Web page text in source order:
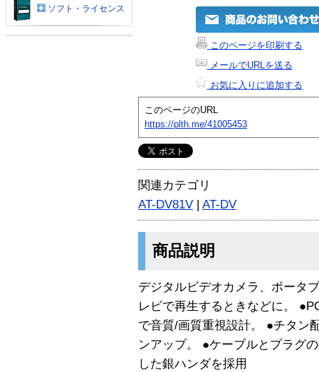
このページを印刷する
メールでURLを送る
お気に入りに追加する
このページのURL
https://plth.me/41005453
関連カテゴリ
AT-DV81V | AT-DV
商品説明
デジタルビデオカメラ、ポータ
レビで再生するときなどに。
で音質/画質重視設計。 ●チタン
ンアップ。 ●ケーブルとプラグ
した銀ハンダを採用
ソフト・ライセンス